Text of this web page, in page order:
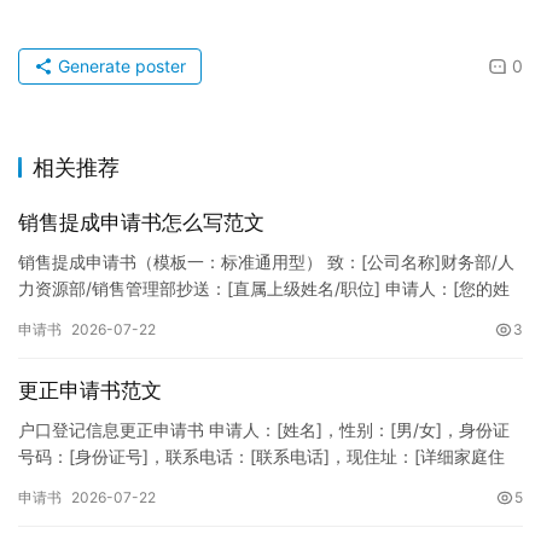
0
Generate poster
相关推荐
销售提成申请书怎么写范文
销售提成申请书（模板一：标准通用型） 致：[公司名称]财务部/人
力资源部/销售管理部抄送：[直属上级姓名/职位] 申请人：[您的姓
申请书 2026-07-22 3
更正申请书范文
户口登记信息更正申请书 申请人：[姓名]，性别：[男/女]，身份证
号码：[身份证号]，联系电话：[联系电话]，现住址：[详细家庭住
申请书 2026-07-22 5